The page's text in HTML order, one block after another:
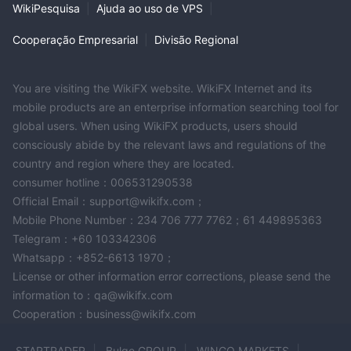
Além disso, para consultas ou serviços presenciais, os clientes
Clairemont Dr, Suite 15, San Diego, CA 92117
necessidades relacionadas a empréstimos.
Ferramentas
RC Global oferece aos seus clientes um conjunto de
ferramentas financeiras projetadas para auxiliar na tomada de
decisões informadas sobre suas opções de empréstimo:
Calculadora de Aluguel versus Compra
potenciais mutuários a avaliar as implicações financeiras de
alugar versus comprar uma casa. Ao inserir suas despesas de
aluguel atuais e compará-las com os custos potenciais de uma
hipoteca, os usuários podem entender melhor os benefícios e
custos de longo prazo associados à propriedade versus
continuar alugando.
WikiPesquisa Ajuda ao uso de VPS
Cooperação Empresarial Divisão Regional
You are visiting the WikiFX website. WikiFX Internet and its
mobile products are an enterprise information searching tool for
global users. When using WikiFX products, users should
consciously abide by the relevant laws and regulations of the
country and region where they are located.
consumer hotline：006531290538
Official Email：support@wikifx.com；
Mobile Phone Number：234 706 777 7762；61 449895363
Telegram：+60 103342306
Whatsapp：+852-6613 1970；
License or other information error corrections, please send the
information to：qa@wikifx.com
Cooperation：business@wikifx.com